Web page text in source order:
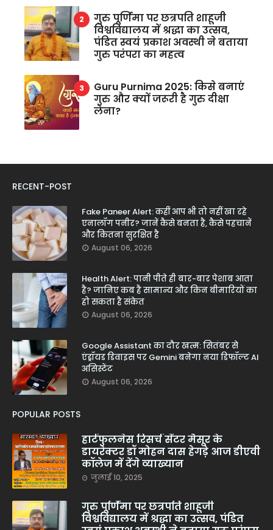
गुरु पूर्णिमा पर छत्रपति शाहूजी
विश्वविद्यालय में श्रद्धा का उत्सव,
पंडित स्वयं प्रकाश अवस्थी ने बताया
गुरु परंपरा का महत्व
Guru Purnima 2025: किसे बनाएं
गुरु और क्यों जरूरी है गुरु दीक्षा
लेना?
RECENT-POST
Fake Paneer Alert: कहीं आप भी तो नहीं खा रहे
एनालॉग पनीर? जानें कैसे बनता है, कैसे पहचानें
और कितना सुरक्षित है
August 06, 2026
Health Alert: पानी पीते ही बार-बार पेशाब आता
है? जानिए कब है सामान्य और किन बीमारियों का
हो सकता है संकेत
August 06, 2026
Google Assistant का दौर खत्म: सितंबर से
एंड्रॉयड डिवाइस पर Gemini बनेगा नया डिफॉल्ट AI
असिस्टेंट
August 06, 2026
POPULAR POSTS
हार्टफुलनेस रिसर्च सेंटर मैसूर के
डायरेक्टर डॉ मोहन दास हेगड़े आज डीएवी
कॉलेज में देंगे व्याख्यान
जुलाई 10, 2025
गुरु पूर्णिमा पर छत्रपति शाहूजी
विश्वविद्यालय में श्रद्धा का उत्सव, पंडित